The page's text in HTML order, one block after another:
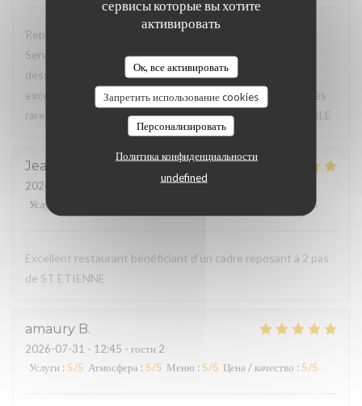
сервисы которые вы хотите
активировать
Ок, все активировать
Запретить использование cookies
Персонализировать
Политика конфиденциальности
undefined
Repas du jour excellent, très bon rapport qualité / prix.
Service à l'assiette super bien présentée de l'entrée au
dessert. Déjeuner en terrasse très agréable, service
excellent, à souligner serviettes de table en tissu (c'est très
rare de nos jours pour un menu du jour) TRES BONNE TABLE
Jean Marc
2026-07-31
- 20:15 - гости 3
Услуги
/5
Excellent restaurant bénéficiant d’un cadre reposant à 2 pas
de ST ETIENNE
amaury B
2026-07-31 - 12:45 - гости 2
Услуги : 5/5 Атмосфера : 5/5 Меню : 5/5 Цена / качество :5/5